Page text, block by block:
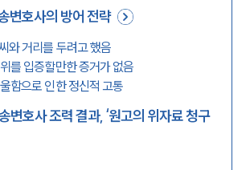
변호사의 방어 전략
와 거리를 두려고 했음
를 입증할만한 증거가 없음
함으로 인한 정신적 고통
변호사 조력 결과, ‘원고의 위자료 청구